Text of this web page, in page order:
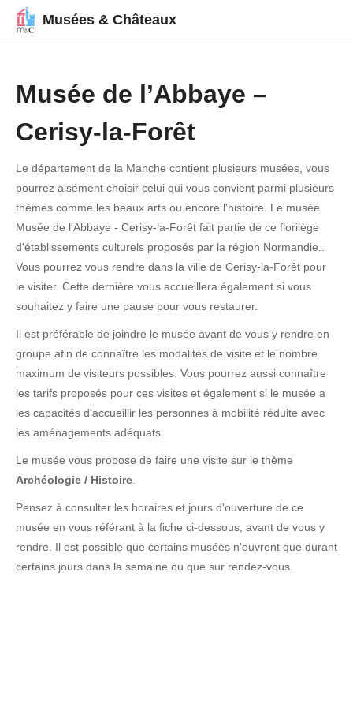
Musées & Châteaux
Musée de l’Abbaye –
Cerisy-la-Forêt
Le département de la Manche contient plusieurs musées, vous
pourrez aisément choisir celui qui vous convient parmi plusieurs
thèmes comme les beaux arts ou encore l'histoire. Le musée
Musée de l'Abbaye - Cerisy-la-Forêt fait partie de ce florilège
d'établissements culturels proposés par la région Normandie..
Vous pourrez vous rendre dans la ville de Cerisy-la-Forêt pour
le visiter. Cette dernière vous accueillera également si vous
souhaitez y faire une pause pour vous restaurer.
Il est préférable de joindre le musée avant de vous y rendre en
groupe afin de connaître les modalités de visite et le nombre
maximum de visiteurs possibles. Vous pourrez aussi connaître
les tarifs proposés pour ces visites et également si le musée a
les capacités d'accueillir les personnes à mobilité réduite avec
les aménagements adéquats.
Le musée vous propose de faire une visite sur le thème
Archéologie / Histoire
Pensez à consulter les horaires et jours d'ouverture de ce
musée en vous référant à la fiche ci-dessous, avant de vous y
rendre. Il est possible que certains musées n'ouvrent que durant
certains jours dans la semaine ou que sur rendez-vous.